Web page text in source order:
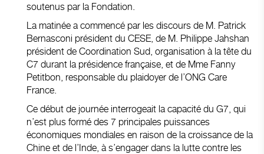
soutenus par la Fondation.
La matinée a commencé par les discours de M. Patrick
Bernasconi président du CESE, de M. Philippe Jahshan
président de Coordination Sud, organisation à la tête du
C7 durant la présidence française, et de Mme Fanny
Petitbon, responsable du plaidoyer de l’ONG Care
France.
Ce début de journée interrogeait la capacité du G7, qui
n’est plus formé des 7 principales puissances
économiques mondiales en raison de la croissance de la
Chine et de l’Inde, à s’engager dans la lutte contre les